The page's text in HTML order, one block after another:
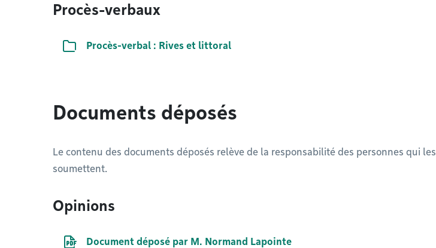
Procès-verbaux
Liste de documents
Procès-verbal : Rives et littoral
Documents déposés
Le contenu des documents déposés relève de la responsabilité des personnes qui les
soumettent.
Opinions
Document PDF
Document déposé par M. Normand Lapointe